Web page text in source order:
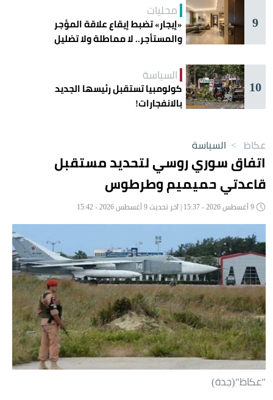
9
محليات
«إيجار» تضبط إيقاع علاقة المؤجر
والمستأجر.. لا مماطلة ولا تضليل
10
السياسة
كولومبيا تستقبل رئيسها الجديد
بالانفجارات!
عكاظ > السياسة
اتفاق سوري روسي لتحديد مستقبل
قاعدتي حميميم وطرطوس
"عكاظ"(جدة)